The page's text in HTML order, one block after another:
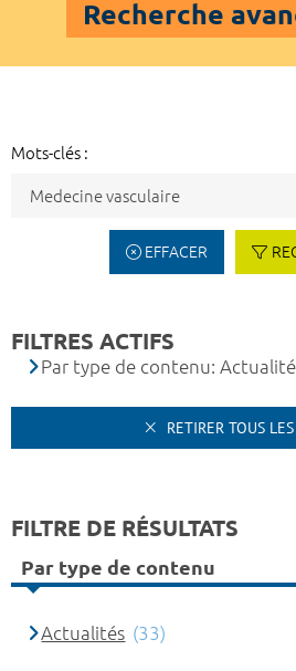
Recherche
Mots-clés :
EFFACER
FILTRES ACTIFS
Par type de contenu:
RETIRER TOUS
FILTRE DE RÉSULTATS
Par type de contenu
Actualités (33)